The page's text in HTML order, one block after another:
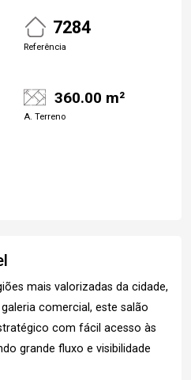
7284
Referência
360.00 m²
A. Terreno
mais valorizadas da cidade,
comercial, este salão
com fácil acesso às
grande fluxo e visibilidade